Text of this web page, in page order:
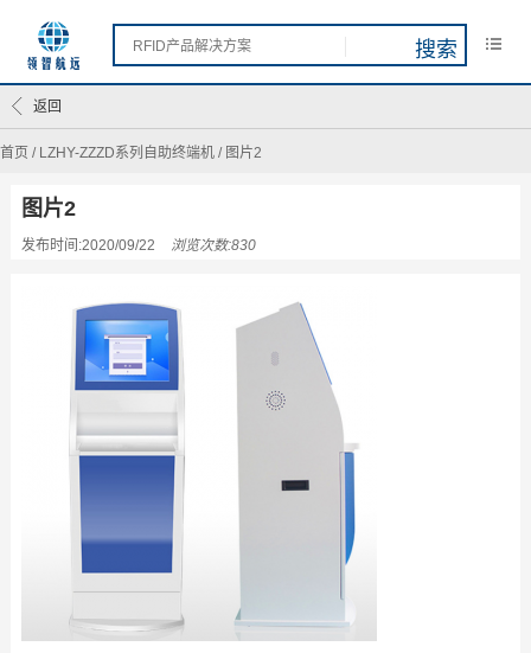
首页 / LZHY-ZZZD系列自助终端机 / 图片2
返回
图片2
发布时间:2020/09/22 浏览次数:830